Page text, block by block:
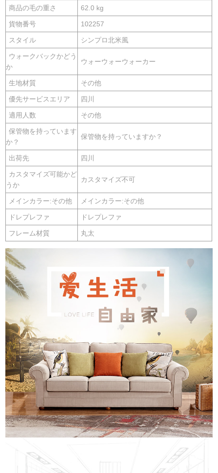
商品の毛の重さ 62.0 kg
貨物番号 102257
スタイル シンプロ北米風
ウォークバックかどう
か
ウォーウォーウォーカー
生地材質 その他
優先サービスエリア 四川
適用人数 その他
保管物を持っています
か？
保管物を持っていますか？
出荷先 四川
カスタマイズ可能かど
うか
カスタマイズ不可
メインカラー:その他 メインカラー:その他
ドレプレファ ドレプレファ
フレーム材質 丸太